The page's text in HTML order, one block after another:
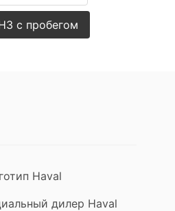
с пробегом
дилер Haval